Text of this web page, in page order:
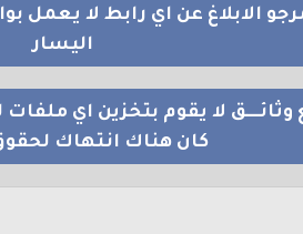
اليسار
كان هناك انتهاك